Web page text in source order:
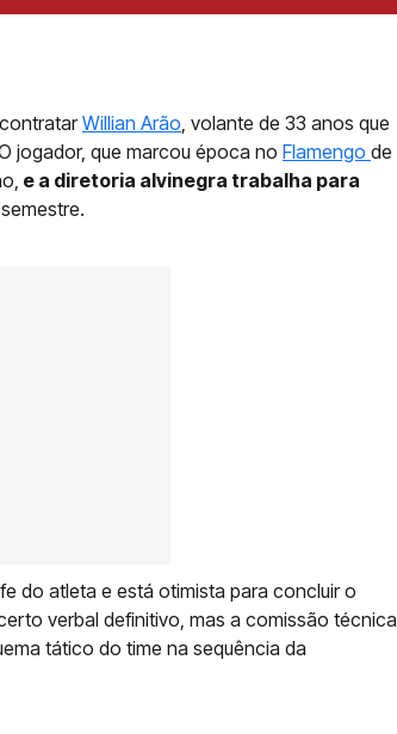
Willian Arão, volante de 33 anos que
jogador, que marcou época no Flamengo de
e a diretoria alvinegra trabalha para
do atleta e está otimista para concluir o
verbal definitivo, mas a comissão técnica
tático do time na sequência da